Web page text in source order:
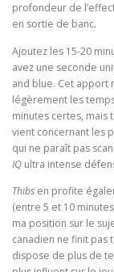
profondeur de
en sortie de banc.
Ajoutez les 15-20
avez une seconde
and blue. Cet apport
légèrement les
minutes certes, mais
vient concernant les
qui ne paraît pas
IQ ultra intense
Thibs en profite
(entre 5 et 10
ma position sur le
canadien ne finit pas
dispose de plus de